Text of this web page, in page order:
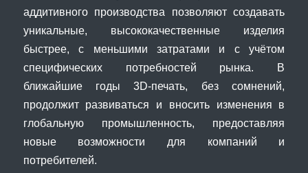
аддитивного производства позволяют создавать
уникальные, высококачественные изделия
быстрее, с меньшими затратами и с учётом
специфических потребностей рынка. В
ближайшие годы 3D-печать, без сомнений,
продолжит развиваться и вносить изменения в
глобальную промышленность, предоставляя
новые возможности для компаний и
потребителей.